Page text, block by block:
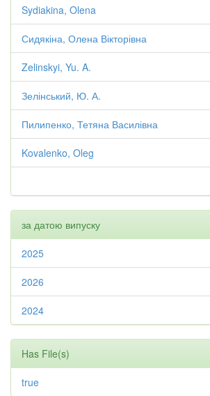
Sydiakina, Olena
Сидякіна, Олена Вікторівна
Zelinskyi, Yu. A.
Зелінський, Ю. А.
Пилипенко, Тетяна Василівна
Kovalenko, Oleg
за датою випуску
2025
2026
2024
Has File(s)
true